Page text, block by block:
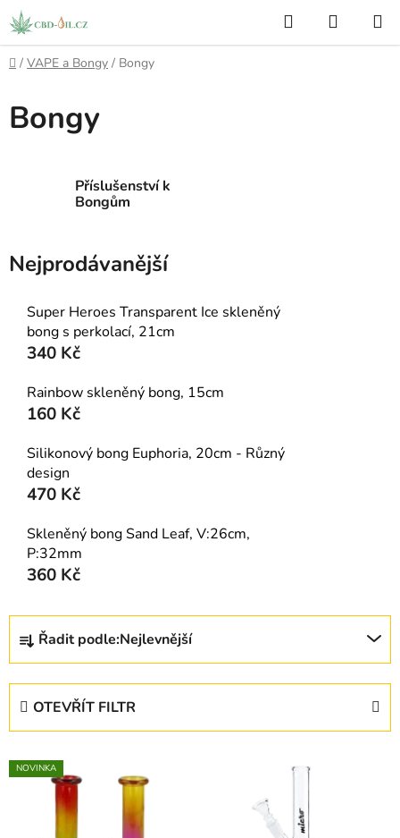
Přejít
na
obsah
Hledat
KOŠÍK
Domů
/ VAPE a Bongy / Bongy
Bongy
Příslušenství k
Bongům
Nejprodávanější
Super Heroes Transparent Ice skleněný
bong s perkolací, 21cm
340 Kč
Rainbow skleněný bong, 15cm
160 Kč
Silikonový bong Euphoria, 20cm - Různý
design
470 Kč
Skleněný bong Sand Leaf, V:26cm,
P:32mm
360 Kč
Ř
z
p
Řadit podle:Nejlevnější
OTEVŘÍT FILTR
V
ý
NOVINKA